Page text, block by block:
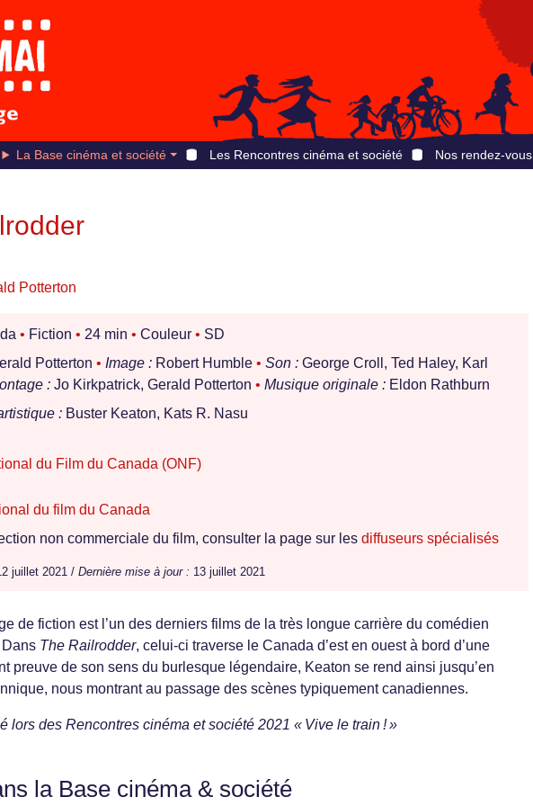
La Base cinéma et société Les Rencontres cinéma et société Nos rendez-vous
Potterton
• Fiction • 24 min • Couleur • SD
Potterton • Image : Robert Humble • Son : George Croll, Ted Haley, Karl
: Jo Kirkpatrick, Gerald Potterton • Musique originale : Eldon Rathburn
: Buster Keaton, Kats R. Nasu
du Film du Canada (ONF)
du film du Canada
non commerciale du film, consulter la page sur les diffuseurs spécialisés
juillet 2021 / Dernière mise à jour : 13 juillet 2021
de fiction est l’un des derniers films de la très longue carrière du comédien
Dans The Railrodder, celui-ci traverse le Canada d’est en ouest à bord d’une
preuve de son sens du burlesque légendaire, Keaton se rend ainsi jusqu’en
nous montrant au passage des scènes typiquement canadiennes.
lors des Rencontres cinéma et société 2021 « Vive le train ! »
la Base cinéma & société